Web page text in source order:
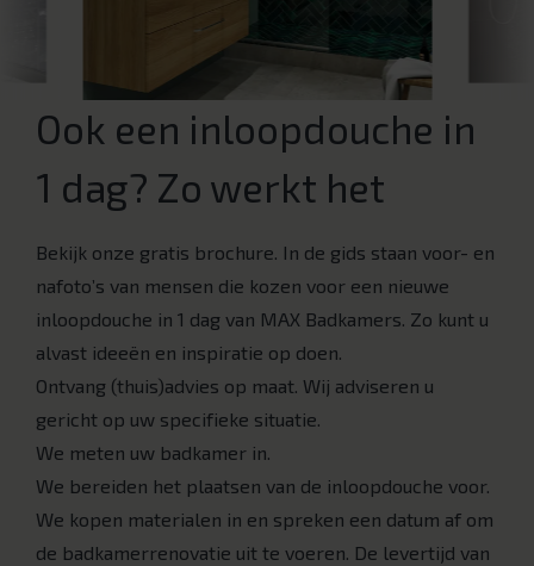
Ook een inloopdouche in
1 dag? Zo werkt het
Bekijk onze gratis brochure. In de gids staan voor- en
nafoto’s van mensen die kozen voor een nieuwe
inloopdouche in 1 dag van MAX Badkamers. Zo kunt u
alvast ideeën en inspiratie op doen.
Ontvang (thuis)advies op maat. Wij adviseren u
gericht op uw specifieke situatie.
We meten uw badkamer in.
We bereiden het plaatsen van de inloopdouche voor.
We kopen materialen in en spreken een datum af om
de badkamerrenovatie uit te voeren. De levertijd van